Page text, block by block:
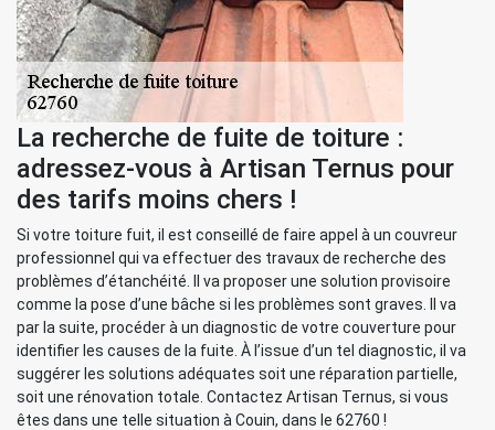
La recherche de fuite de toiture :
adressez-vous à Artisan Ternus pour
des tarifs moins chers !
Si votre toiture fuit, il est conseillé de faire appel à un couvreur
professionnel qui va effectuer des travaux de recherche des
problèmes d’étanchéité. Il va proposer une solution provisoire
comme la pose d’une bâche si les problèmes sont graves. Il va
par la suite, procéder à un diagnostic de votre couverture pour
identifier les causes de la fuite. À l’issue d’un tel diagnostic, il va
suggérer les solutions adéquates soit une réparation partielle,
soit une rénovation totale. Contactez Artisan Ternus, si vous
êtes dans une telle situation à Couin, dans le 62760 !